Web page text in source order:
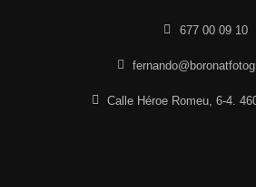
677 00 09 10
Calle Héroe Romeu, 6-4.